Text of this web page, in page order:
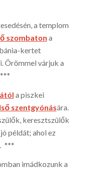
a templom
szombaton a
kertet
Örömmel várjuk a
a piszkei
szentgyónására.
keresztszülők
példát; ahol ez
***
imádkozunk a